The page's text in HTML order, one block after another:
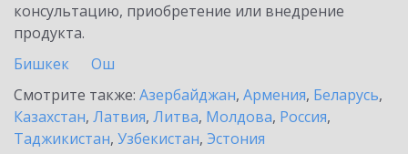
консультацию, приобретение или внедрение
продукта.
Бишкек
Ош
Смотрите также: Азербайджан, Армения, Беларусь,
Казахстан, Латвия, Литва, Молдова, Россия,
Таджикистан, Узбекистан, Эстония